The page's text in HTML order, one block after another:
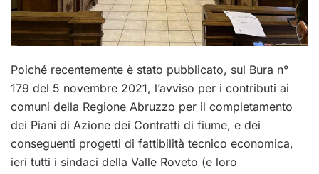
Poiché recentemente è stato pubblicato, sul Bura n°
179 del 5 novembre 2021, l’avviso per i contributi ai
comuni della Regione Abruzzo per il completamento
dei Piani di Azione dei Contratti di fiume, e dei
conseguenti progetti di fattibilità tecnico economica,
ieri tutti i sindaci della Valle Roveto (e loro